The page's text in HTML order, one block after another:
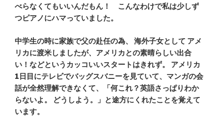
べらなくてもいいんだもん！ こんなわけで私は少しず
つピアノにハマっていました。
中学生の時に家族で父の赴任の為、 海外子女として アメ
リカに渡米しましたが、アメリカとの素晴らしい出合
い！などというカッコいいスタートはきれず。
アメリカ
1日目にテレビでバッグスバニーを見ていて、マンガの会
話が全然理解できなくて、「何これ？英語さっぱりわか
らないよ。 どうしよう。」と途方にくれたことを覚えて
います。